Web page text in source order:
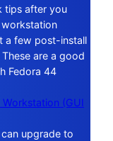
tips after you
workstation
a few post-install
are a good
Fedora 44
(GUI
upgrade to